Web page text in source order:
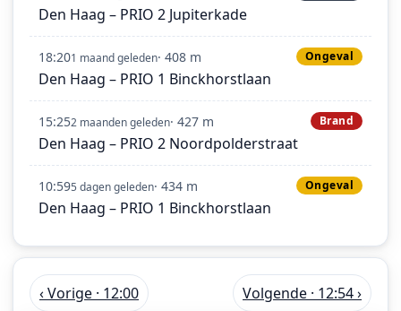
Den Haag – PRIO 2 Jupiterkade
18:201 maand geleden· 408 m Ongeval
Den Haag – PRIO 1 Binckhorstlaan
15:252 maanden geleden· 427 m Brand
Den Haag – PRIO 2 Noordpolderstraat
10:595 dagen geleden· 434 m Ongeval
Den Haag – PRIO 1 Binckhorstlaan
‹ Vorige · 12:00 Volgende · 12:54 ›